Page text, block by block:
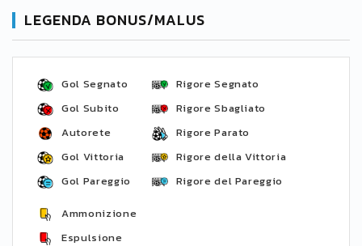
LEGENDA BONUS/MALUS
Gol Segnato
Gol Subito
Autorete
Gol Vittoria
Gol Pareggio
Rigore Segnato
Rigore Sbagliato
Rigore Parato
Rigore della Vittoria
Rigore del Pareggio
Ammonizione
Espulsione